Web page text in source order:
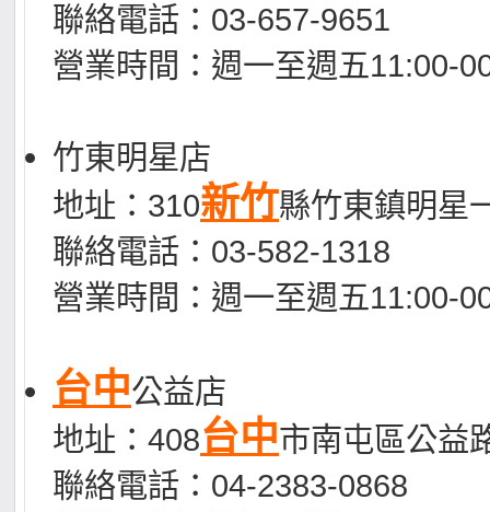
聯絡電話：03-657-9651
營業時間：週一至週五11:00-
竹東明星店
地址：310新竹縣竹東鎮明星
聯絡電話：03-582-1318
營業時間：週一至週五11:00-
台中公益店
地址：408台中市南屯區公益
聯絡電話：04-2383-0868